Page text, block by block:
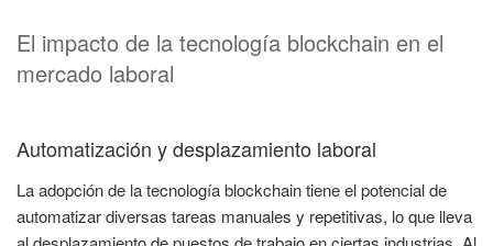
El impacto de la tecnología blockchain en el
mercado laboral
Automatización y desplazamiento laboral
La adopción de la tecnología blockchain tiene el potencial de
automatizar diversas tareas manuales y repetitivas, lo que lleva